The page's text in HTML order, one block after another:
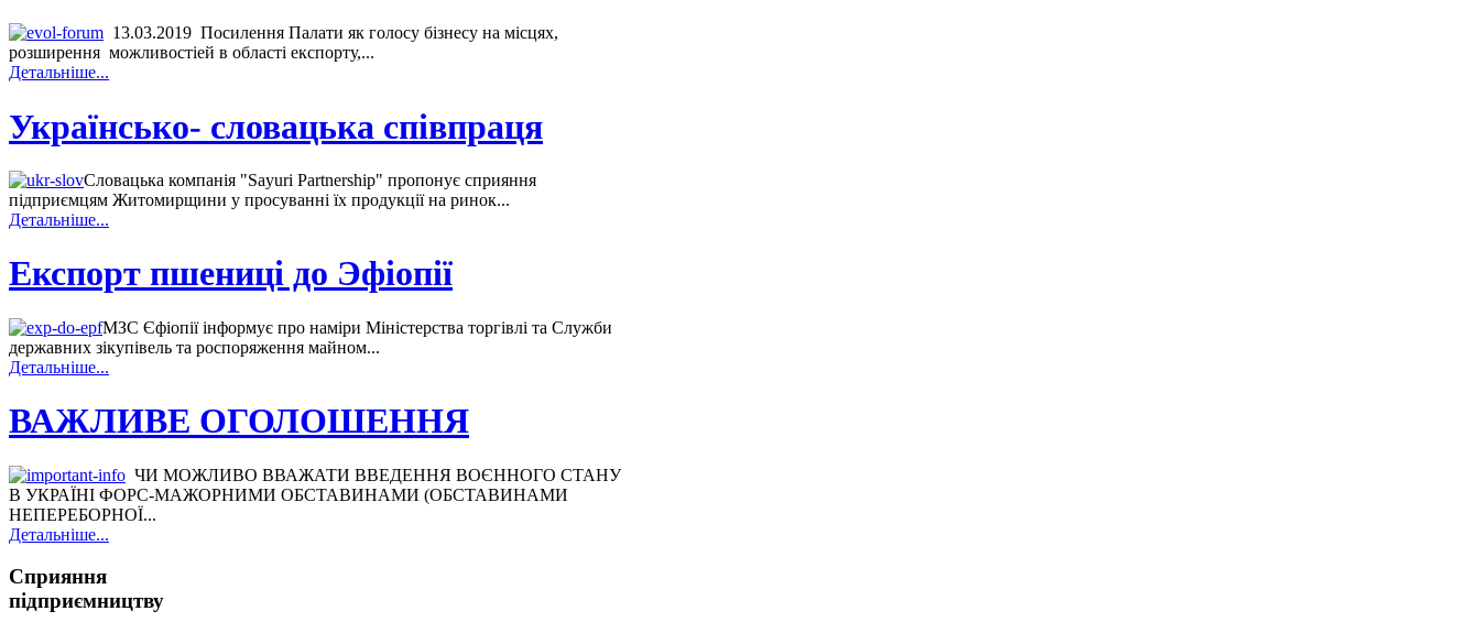
13.03.2019 Посилення Палати як голосу бізнесу на місцях,
розширення можливостіей в області експорту,...
Детальніше...
Українсько- словацька співпраця
Словацька компанія "Sayuri Partnership" пропонує сприяння
підприємцям Житомирщини у просуванні їх продукції на ринок...
Детальніше...
Експорт пшениці до Эфіопії
МЗС Єфіопії інформує про наміри Міністерства торгівлі та Служби
державних зікупівель та роспоряження майном...
Детальніше...
ВАЖЛИВЕ ОГОЛОШЕННЯ
ЧИ МОЖЛИВО ВВАЖАТИ ВВЕДЕННЯ ВОЄННОГО СТАНУ
В УКРАЇНІ ФОРС-МАЖОРНИМИ ОБСТАВИНАМИ (ОБСТАВИНАМИ
НЕПЕРЕБОРНОЇ...
Детальніше...
Сприяння
підприємництву